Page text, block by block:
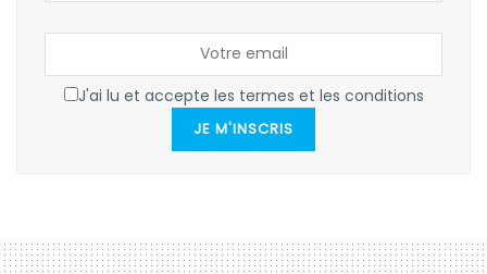
J'ai lu et accepte les termes et les conditions
JE M'INSCRIS